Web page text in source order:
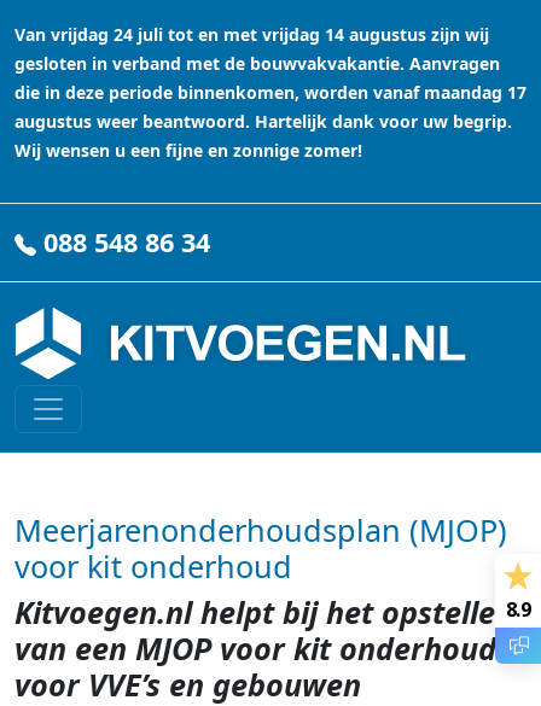
Van vrijdag 24 juli tot en met vrijdag 14 augustus zijn wij
gesloten in verband met de bouwvakvakantie. Aanvragen
die in deze periode binnenkomen, worden vanaf maandag 17
augustus weer beantwoord. Hartelijk dank voor uw begrip.
Wij wensen u een fijne en zonnige zomer!
088 548 86 34
Meerjarenonderhoudsplan (MJOP)
voor kit onderhoud
Kitvoegen.nl helpt bij het opstellen
van een MJOP voor kit onderhoud
voor VVE’s en gebouwen
8.9